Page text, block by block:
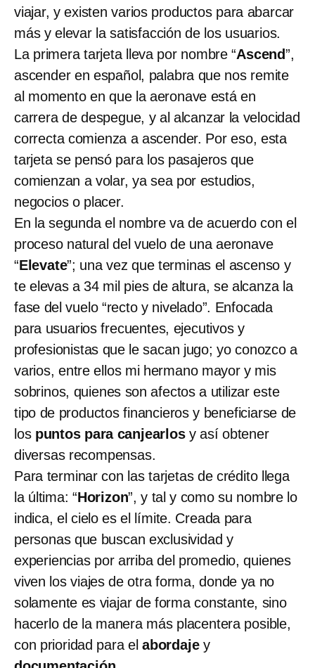
viajar, y existen varios productos para abarcar
más y elevar la satisfacción de los usuarios.
La primera tarjeta lleva por nombre “Ascend”,
ascender en español, palabra que nos remite
al momento en que la aeronave está en
carrera de despegue, y al alcanzar la velocidad
correcta comienza a ascender. Por eso, esta
tarjeta se pensó para los pasajeros que
comienzan a volar, ya sea por estudios,
negocios o placer.
En la segunda el nombre va de acuerdo con el
proceso natural del vuelo de una aeronave
“Elevate”; una vez que terminas el ascenso y
te elevas a 34 mil pies de altura, se alcanza la
fase del vuelo “recto y nivelado”. Enfocada
para usuarios frecuentes, ejecutivos y
profesionistas que le sacan jugo; yo conozco a
varios, entre ellos mi hermano mayor y mis
sobrinos, quienes son afectos a utilizar este
tipo de productos financieros y beneficiarse de
los puntos para canjearlosy así obtener
diversas recompensas.
Para terminar con las tarjetas de crédito llega
la última: “Horizon”, y tal y como su nombre lo
indica, el cielo es el límite. Creada para
personas que buscan exclusividad y
experiencias por arriba del promedio, quienes
viven los viajes de otra forma, donde ya no
solamente es viajar de forma constante, sino
hacerlo de la manera más placentera posible,
con prioridad para elabordaje y